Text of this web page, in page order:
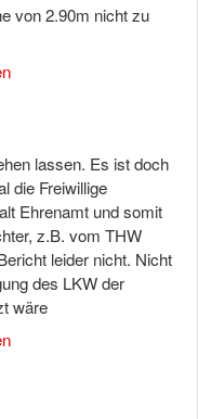
von 2.90m nicht zu
lassen. Es ist doch
die Freiwillige
Ehrenamt und somit
z.B. vom THW
leider nicht. Nicht
des LKW der
wäre